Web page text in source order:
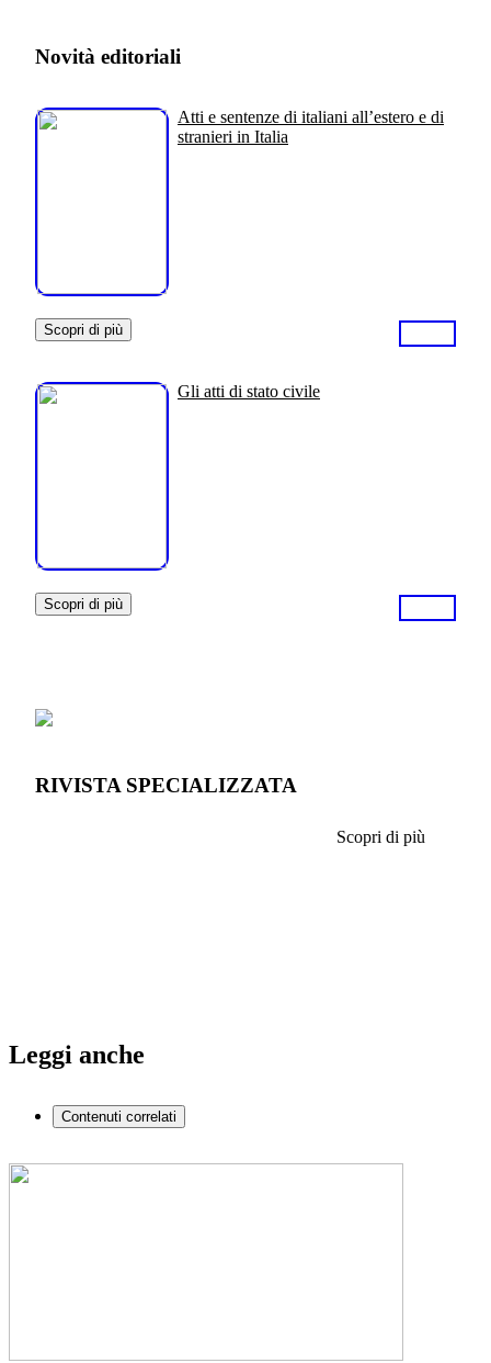
Novità editoriali
Atti e sentenze di italiani all’estero e di
stranieri in Italia
Scopri di più
Gli atti di stato civile
Scopri di più
RIVISTA SPECIALIZZATA
Scopri di più
Leggi anche
Contenuti correlati